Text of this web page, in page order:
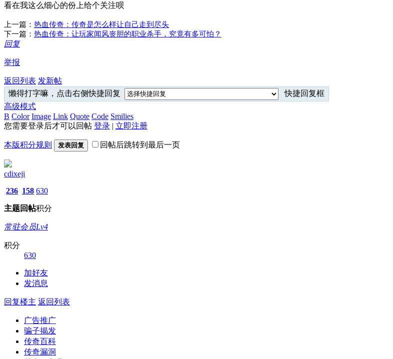
看在我这么细心的份上给个关注呗
上一篇： 热血传奇：传奇是怎么样让自己走到尽头
下一篇： 热血传奇：让玩家闻风丧胆的职业杀手，究竟有多可怕？
回复
举报
返回列表 发新帖
懒得打字嘛，点击右侧快捷回复
快捷回复框
高级模式
B Color Image Link Quote Code Smilies
您需要登录后才可以回帖 登录 | 立即注册
本版积分规则 发表回复 回帖后跳转到最后一页
cdixeji
236
主题
158
回帖
630
积分
常驻会员Lv4
积分
630
加好友
发消息
回复楼主 返回列表
广告推广
骗子揭发
传奇百科
传奇漏洞